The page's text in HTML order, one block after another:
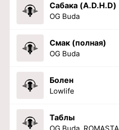
Сабака (A.D.H.D)
OG Buda
Смак (полная)
OG Buda
Болен
Lowlife
Таблы